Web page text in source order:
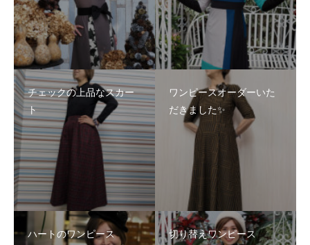
チェックの上品なスカー
ト
ワンピースオーダーいた
だきました✨
ハートのワンピース 切り替えワンピース